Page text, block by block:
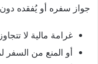
جواز سفره أو يُفقده
غرامة مالية لا تتجاوز 5000 ريال سعودي.
أو المنع من السفر